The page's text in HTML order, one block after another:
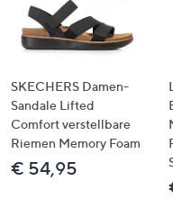
Touch-
Geräten
links
bzw.
rechts,
um
diese
SKECHERS Damen-
Sandale Lifted
Comfort verstellbare
Riemen Memory Foam
€ 54,95